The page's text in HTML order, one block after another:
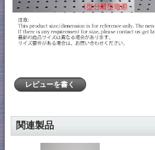
レビューを書く
関連製品